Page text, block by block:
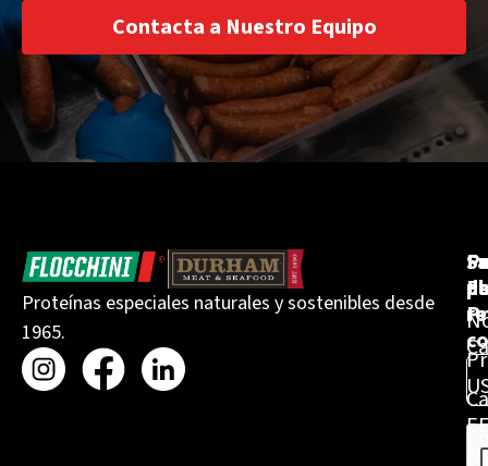
Contacta a Nuestro Equipo
Proteínas especiales naturales y sostenibles desde
1965.